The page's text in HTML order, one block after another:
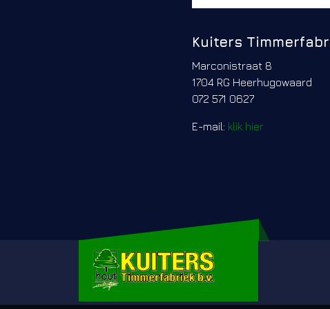
Kuiters
Marconistraat 8
1704 RG Heerhugowaard
072 571 0627
E-mail: klik hier